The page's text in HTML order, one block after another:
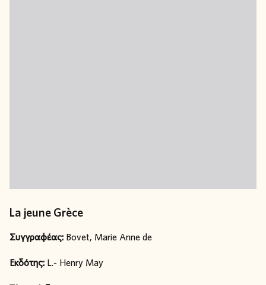
La jeune Grèce
Συγγραφέας: Bovet, Marie Anne de
Εκδότης: L.- Henry May